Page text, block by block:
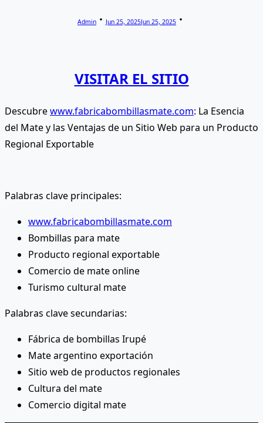
Admin Jun 25, 2025Jun 25, 2025
VISITAR EL SITIO
Descubrewww.fabricabombillasmate.com: La Esencia
del Mate y las Ventajas de un Sitio Web para un Producto
Regional Exportable
Palabras clave principales:
www.fabricabombillasmate.com
Bombillas para mate
Producto regional exportable
Comercio de mate online
Turismo cultural mate
Palabras clave secundarias:
Fábrica de bombillas Irupé
Mate argentino exportación
Sitio web de productos regionales
Cultura del mate
Comercio digital mate